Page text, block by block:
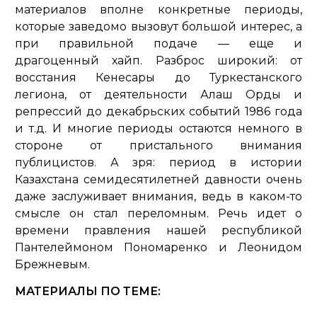
материалов вполне конкретные периоды,
которые заведомо вызовут большой интерес, а
при правильной подаче — еще и
драгоценный хайп. Разброс широкий: от
восстания Кенесары до Туркестанского
легиона, от деятельности Алаш Орды и
репрессий до декабрьских событий 1986 года
и т.д. И многие периоды остаются немного в
стороне от пристального внимания
публицистов. А зря: период в истории
Казахстана семидесятилетней давности очень
даже заслуживает внимания, ведь в каком-то
смысле он стал переломным. Речь идет о
времени правления нашей республикой
Пантелеймоном Пономаренко и Леонидом
Брежневым.
МАТЕРИАЛЫ ПО ТЕМЕ: